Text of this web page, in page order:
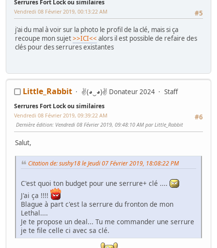
LES TUTOS DE GAMO
Serrures Fort Lock ou similaires
#5
Vendredi 08 Février 2019, 00:13:22 AM
j'ai du mal à voir sur la photo le profil de la clé, mais si ça
recoupe mon sujet>>ICI<< alors il est possible de refaire des
clés pour des serrures existantes
Little_Rabbit ✌(◕‿◕)✌ Donateur 2024 Staff
Serrures Fort Lock ou similaires
#6
Vendredi 08 Février 2019, 09:39:22 AM
Dernière édition: Vendredi 08 Février 2019, 09:48:10 AM par Little_Rabbit
Salut,
Citation de: sushy18 le Jeudi 07 Février 2019, 18:08:22 PM
C'est quoi ton budget pour une serrure+ clé ....
J'ai ça !!!!
Blague à part c'est la serrure du fronton de mon
Lethal....
Je te propose un deal... Tu me commander une serrure
je te file celle ci avec sa clé.